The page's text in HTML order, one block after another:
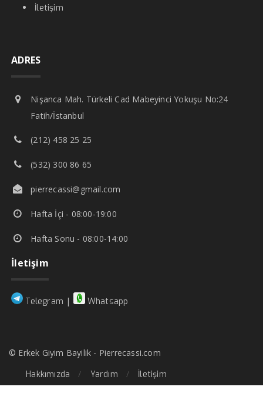
İletişim
ADRES
Nişanca Mah. Türkeli Cad Mabeyinci Yokuşu No:24
Fatih/İstanbul
(212) 458 25 25
(532) 300 86 65
pierrecassi@gmail.com
Hafta İçi - 08:00-19:00
Hafta Sonu - 08:00-14:00
İletişim
Telegram | Whatsapp
© Erkek Giyim Bayilik - Pierrecassi.com
Hakkımızda
Yardım İletişim